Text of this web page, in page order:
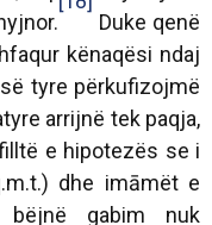
Duke qenë
kënaqësi ndaj
tyre përkufizojmë
arrijnë tek paqja,
e hipotezës se i
dhe imāmët e
bëjnë gabim nuk